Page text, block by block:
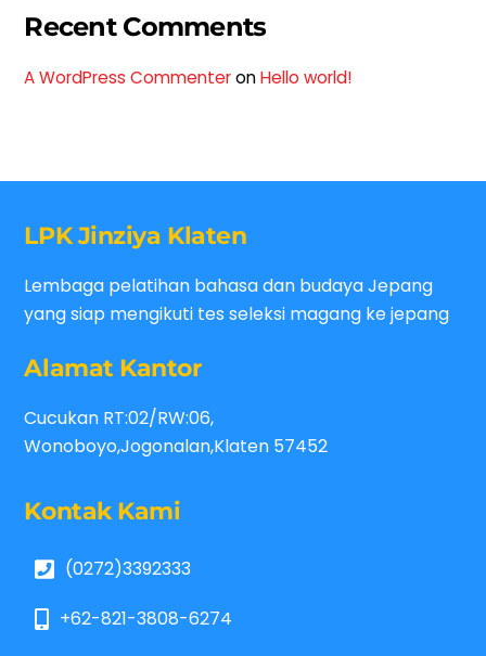
Recent Comments
A WordPress CommenteronHello world!
LPK Jinziya Klaten
Lembaga pelatihan bahasa dan budaya Jepang
yang siap mengikuti tes seleksi magang ke jepang
Alamat Kantor
Cucukan RT:02/RW:06,
Wonoboyo,Jogonalan,Klaten 57452
Kontak Kami
(0272)3392333
+62-821-3808-6274